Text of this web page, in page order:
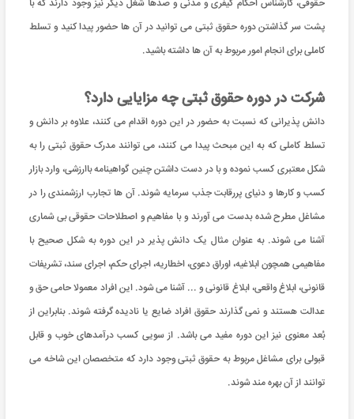
حقوقی، کارشناس احکام کیفری و مدنی و صدها شغل دیگر نیز وجود دارند که با
پشت سر گذاشتن دوره حقوق ثبتی می توانید در آن ها حضور پیدا کنید و تسلط
کاملی برای انجام امور مربوط به آن ها داشته باشید.
شرکت در دوره حقوق ثبتی چه مزایایی دارد؟
دانش پذیرانی که نسبت به حضور در این دوره اقدام می کنند، علاوه بر دانش و
تسلط کاملی که به این مبحث پیدا می کنند، می توانند مدرک حقوق ثبتی را به
شکل معتبری کسب نموده و با در دست داشتن چنین گواهینامه باارزشی، وارد بازار
کسب و کارها و دنیای پررقابت جذب سرمایه شوند. آن ها تجارب ارزشمندی را در
مشاغل مطرح شده بدست می آورند و با مفاهیم و اصطلاحات حقوقی بی شماری
آشنا می شوند. به عنوان مثال یک دانش پذیر در این دوره به شکل صحیح با
مفاهیمی همچون ابلاغیه، اوراق دعوی، اخطاریه، اجرای حکم، اجرای سند، تشریفات
قانونی، ابلاغ واقعی، ابلاغ قانونی و ... آشنا می شود. این افراد معمولا حامی حق و
عدالت هستند و نمی گذارند حقوق افراد ضایع یا نادیده گرفته شوند. بنابراین از
بُعد معنوی نیز این دوره مفید می باشد. از سویی کسب درآمدهای خوب و قابل
قبولی برای مشاغل مربوط به حقوق ثبتی وجود دارد که متخصصان این شاخه می
توانند از آن بهره مند شوند.